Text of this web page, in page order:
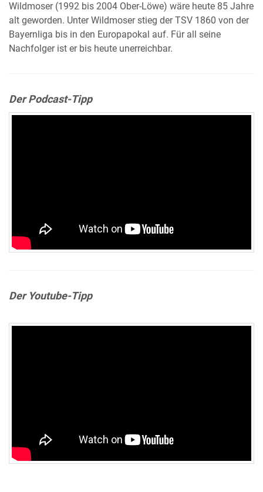
Wildmoser (1992 bis 2004 Ober-Löwe) wäre heute 85 Jahre
alt geworden. Unter Wildmoser stieg der TSV 1860 von der
Bayernliga bis in den Europapokal auf. Für all seine
Nachfolger ist er bis heute unerreichbar.
Der Podcast-Tipp
Der Youtube-Tipp